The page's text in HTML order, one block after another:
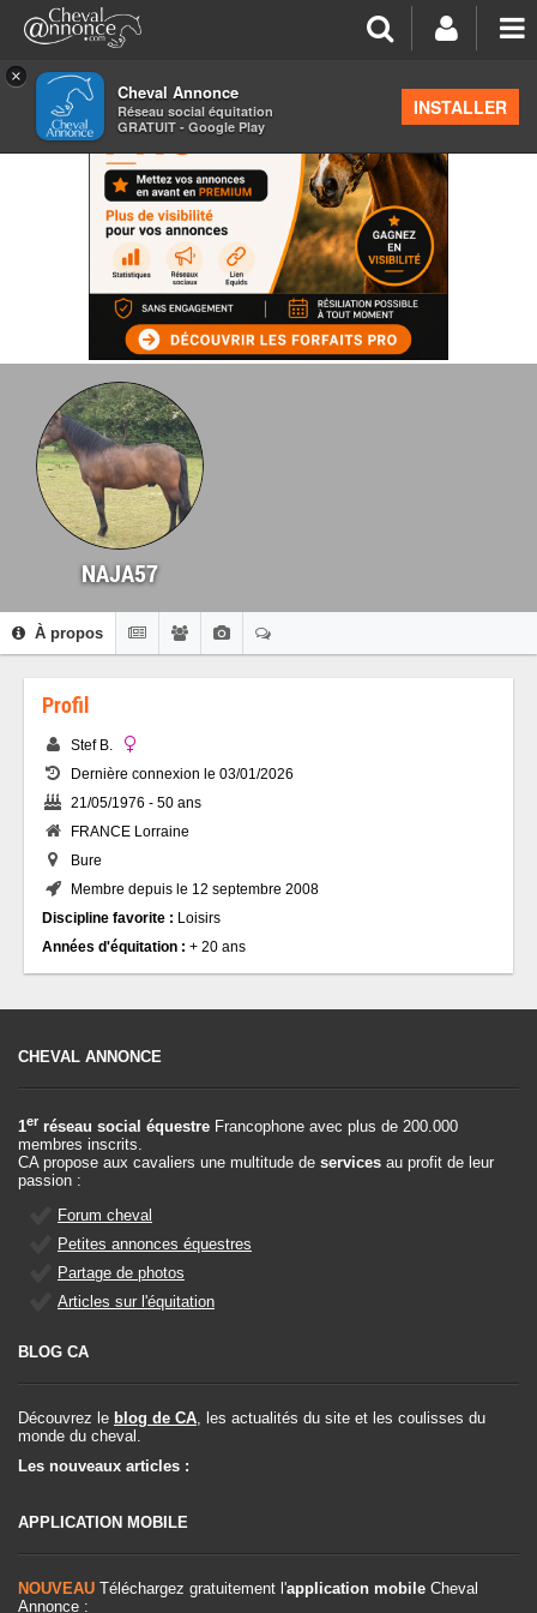
×
Cheval Annonce
Réseau social équitation
GRATUIT - Google Play
INSTALLER
NAJA57
À propos
Profil
Stef B.
Dernière connexion le 03/01/2026
21/05/1976 - 50 ans
FRANCE Lorraine
Bure
Membre depuis le 12 septembre 2008
Discipline favorite : Loisirs
Années d'équitation : + 20 ans
CHEVAL ANNONCE
1er réseau social équestre Francophone avec plus de 200.000
membres inscrits.
CA propose aux cavaliers une multitude de services au profit de leur
passion :
Forum cheval
Petites annonces équestres
Partage de photos
Articles sur l'équitation
BLOG CA
Découvrez le blog de CA, les actualités du site et les coulisses du
monde du cheval.
Les nouveaux articles :
APPLICATION MOBILE
NOUVEAU Téléchargez gratuitement l'application mobile Cheval
Annonce :